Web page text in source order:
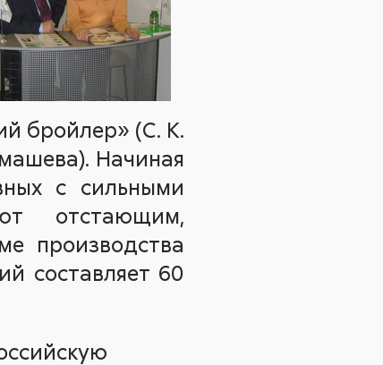
бройлер» (С. К.
Начиная
с сильными
отстающим,
производства
составляет 60